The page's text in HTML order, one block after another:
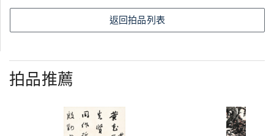
返回拍品列表
拍品推薦